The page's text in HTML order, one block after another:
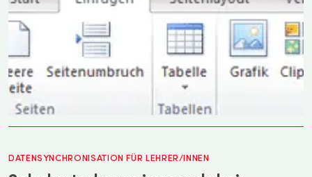
DATENSYNCHRONISATION FÜR LEHRER/INNEN